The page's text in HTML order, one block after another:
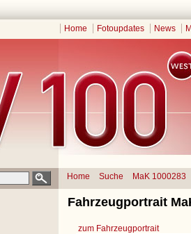
Home Fotoupdates News
Home Suche MaK 1000283
Fahrzeugportrait
zum Fahrzeugportrait